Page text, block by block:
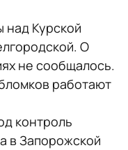
над Курской
О
не сообщалось.
работают
контроль
в Запорожской